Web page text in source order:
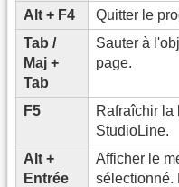
Alt + F4
Quitter le
Tab /
Maj +
Tab
Sauter à
page.
F5
Rafraîchir la
StudioLine.
Alt +
Entrée
Afficher le
sélectionné.